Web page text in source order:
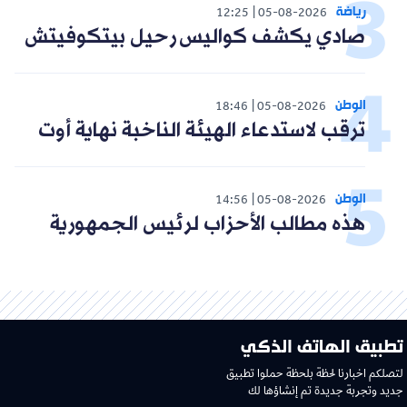
رياضة 05-08-2026
12:25
صادي يكشف كواليس رحيل بيتكوفيتش
الوطن 05-08-2026
18:46
ترقب لاستدعاء الهيئة الناخبة نهاية أوت
الوطن 05-08-2026
14:56
هذه مطالب الأحزاب لرئيس الجمهورية
تطبيق الهاتف الذكي
لتصلكم اخبارنا لحظة بلحظة حملوا تطبيق
جديد وتجربة جديدة تم إنشاؤها لك